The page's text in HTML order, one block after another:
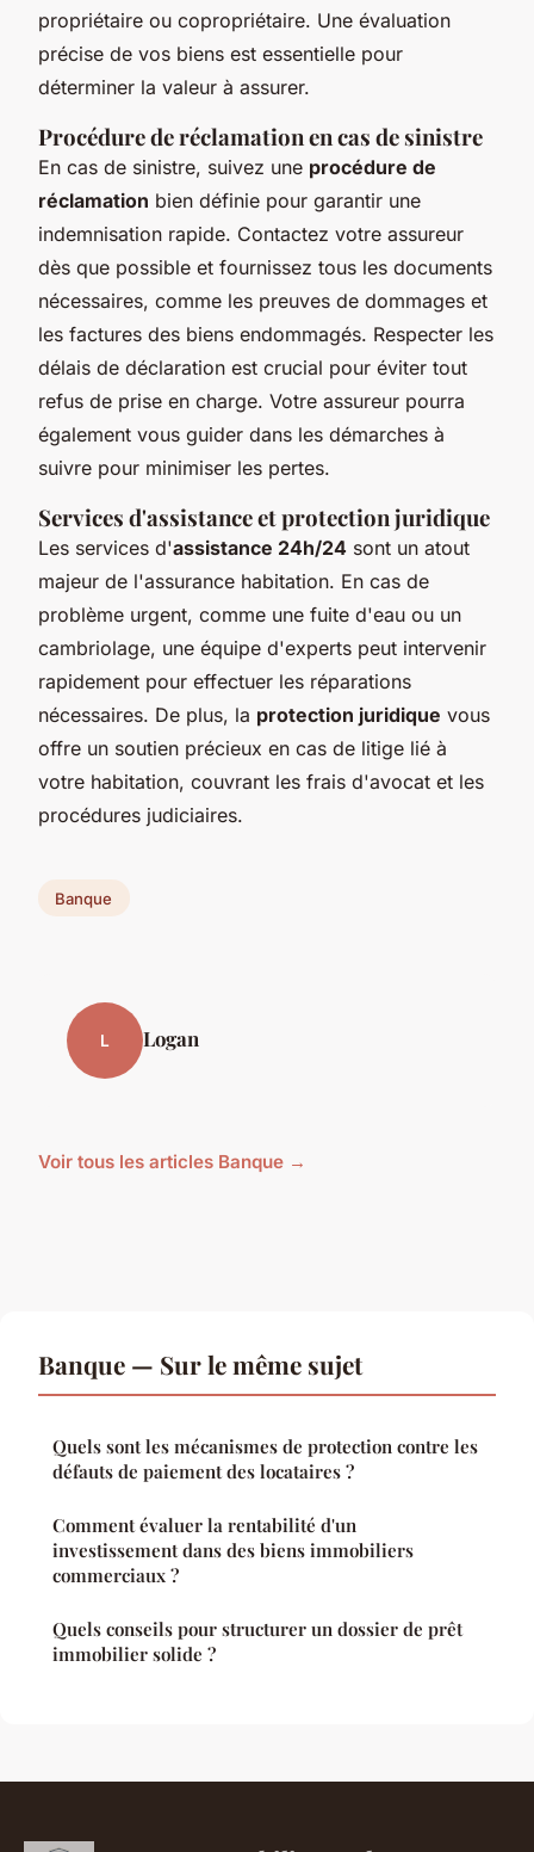
propriétaire ou copropriétaire. Une évaluation
précise de vos biens est essentielle pour
déterminer la valeur à assurer.
Procédure de réclamation en cas de sinistre
En cas de sinistre, suivez une procédure de
réclamation bien définie pour garantir une
indemnisation rapide. Contactez votre assureur
dès que possible et fournissez tous les documents
nécessaires, comme les preuves de dommages et
les factures des biens endommagés. Respecter les
délais de déclaration est crucial pour éviter tout
refus de prise en charge. Votre assureur pourra
également vous guider dans les démarches à
suivre pour minimiser les pertes.
Services d'assistance et protection juridique
Les services d'assistance 24h/24 sont un atout
majeur de l'assurance habitation. En cas de
problème urgent, comme une fuite d'eau ou un
cambriolage, une équipe d'experts peut intervenir
rapidement pour effectuer les réparations
nécessaires. De plus, la protection juridique vous
offre un soutien précieux en cas de litige lié à
votre habitation, couvrant les frais d'avocat et les
procédures judiciaires.
Banque
L Logan
Voir tous les articles Banque →
Banque — Sur le même sujet
Quels sont les mécanismes de protection contre les
défauts de paiement des locataires ?
Comment évaluer la rentabilité d'un
investissement dans des biens immobiliers
commerciaux ?
Quels conseils pour structurer un dossier de prêt
immobilier solide ?